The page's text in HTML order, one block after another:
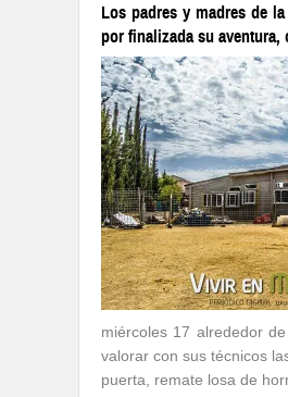
Los padres y madres de
por finalizada su
miércoles 17 alrededor
valorar con sus técnicos
puerta, remate losa de